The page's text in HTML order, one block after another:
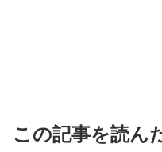
この記事を読ん